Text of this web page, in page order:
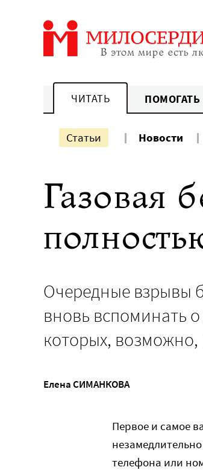
ЧИТАТЬ ПОМОГАТЬ
Статьи Новости
Газовая
Очередные взрывы
вновь вспоминать
которых, возможно,
Елена СИМАНКОВА
Первое и самое
телефона или